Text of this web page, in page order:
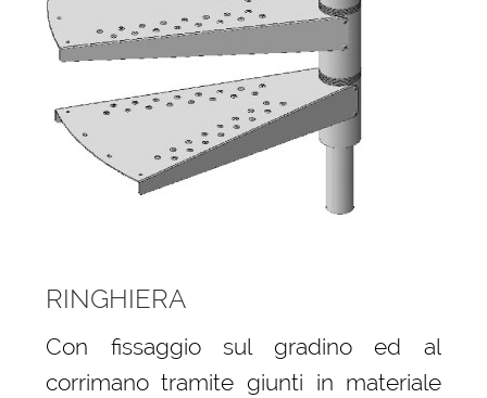
RINGHIERA
Con fissaggio sul gradino ed al
corrimano tramite giunti in materiale